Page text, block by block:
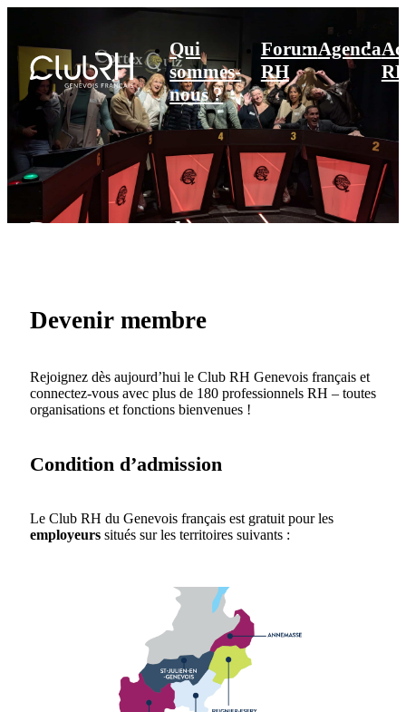
Qui
sommes-
nous ?
Forum
RH
Agenda
Devenez membre
Devenir membre
Rejoignez dès aujourd’hui le Club RH Genevois français et
connectez-vous avec plus de 180 professionnels RH – toutes
organisations et fonctions bienvenues !
Condition d’admission
Le Club RH du Genevois français est gratuit pour les
employeurssitués sur les territoires suivants :